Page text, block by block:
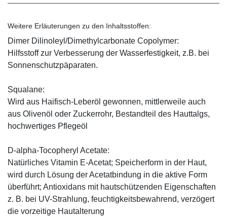
Weitere Erläuterungen zu den Inhaltsstoffen:
Dimer Dilinoleyl/Dimethylcarbonate Copolymer:
Hilfsstoff zur Verbesserung der Wasserfestigkeit, z.B. bei
Sonnenschutzpäparaten.
Squalane:
Wird aus Haifisch-Leberöl gewonnen, mittlerweile auch
aus Olivenöl oder Zuckerrohr, Bestandteil des Hauttalgs,
hochwertiges Pflegeöl
D-alpha-Tocopheryl Acetate:
Natürliches Vitamin E-Acetat; Speicherform in der Haut,
wird durch Lösung der Acetatbindung in die aktive Form
überführt; Antioxidans mit hautschützenden Eigenschaften
z. B. bei UV-Strahlung, feuchtigkeitsbewahrend, verzögert
die vorzeitige Hautalterung